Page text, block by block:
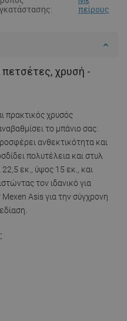
πείρους
χρυσή -
πρακτικός χρυσός
το μπάνιο σας.
ανθεκτικότητα και
πολυτέλεια και στυλ
εκ., ύψος 15 εκ., και
τον ιδανικό για
Asis για την σύγχρονη